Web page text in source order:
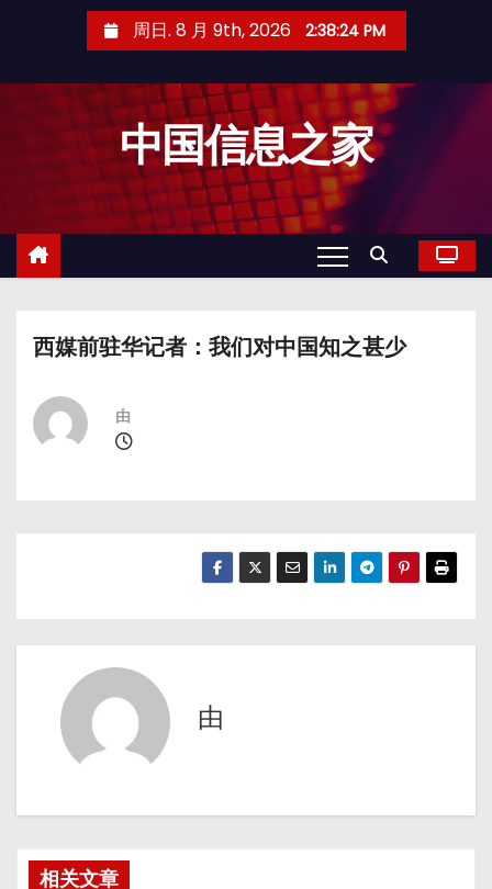
周日. 8 月 9th, 2026 2:38:24 PM
中国信息之家
西媒前驻华记者：我们对中国知之甚少
由
由
相关文章